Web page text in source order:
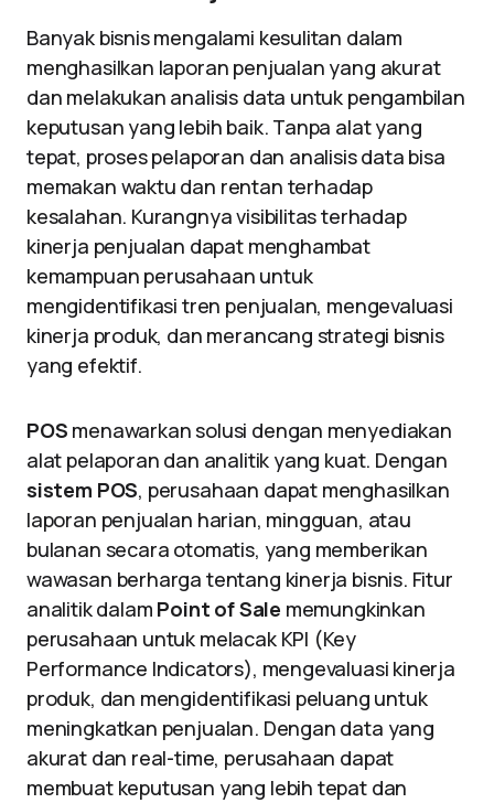
Banyak bisnis mengalami kesulitan dalam
menghasilkan laporan penjualan yang akurat
dan melakukan analisis data untuk pengambilan
keputusan yang lebih baik. Tanpa alat yang
tepat, proses pelaporan dan analisis data bisa
memakan waktu dan rentan terhadap
kesalahan. Kurangnya visibilitas terhadap
kinerja penjualan dapat menghambat
kemampuan perusahaan untuk
mengidentifikasi tren penjualan, mengevaluasi
kinerja produk, dan merancang strategi bisnis
yang efektif.
POS menawarkan solusi dengan menyediakan
alat pelaporan dan analitik yang kuat. Dengan
sistem POS, perusahaan dapat menghasilkan
laporan penjualan harian, mingguan, atau
bulanan secara otomatis, yang memberikan
wawasan berharga tentang kinerja bisnis. Fitur
analitik dalam Point of Sale memungkinkan
perusahaan untuk melacak KPI (Key
Performance Indicators), mengevaluasi kinerja
produk, dan mengidentifikasi peluang untuk
meningkatkan penjualan. Dengan data yang
akurat dan real-time, perusahaan dapat
membuat keputusan yang lebih tepat dan